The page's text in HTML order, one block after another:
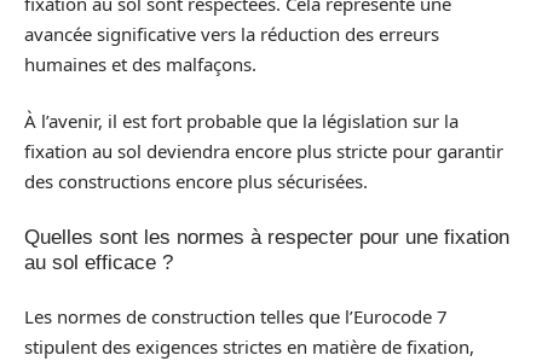
avancée significative vers la réduction des erreurs
humaines et des malfaçons.
À l’avenir, il est fort probable que la législation sur la
fixation au sol deviendra encore plus stricte pour garantir
des constructions encore plus sécurisées.
Quelles sont les normes à respecter pour une fixation
au sol efficace ?
Les normes de construction telles que l’Eurocode 7
stipulent des exigences strictes en matière de fixation,